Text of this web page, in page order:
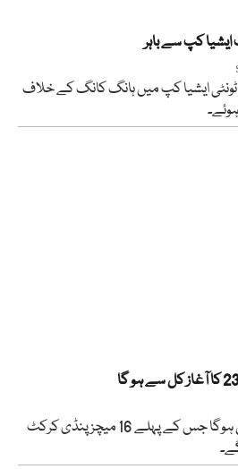
ایشیا کپ سے باہر
ایشیا کپ میں ہانگ کانگ کے خلاف
ٹورنامنٹ 33 میجز پر مشتمل ہوگا جس کے پہلے 16 میچز پنڈی کرکٹ